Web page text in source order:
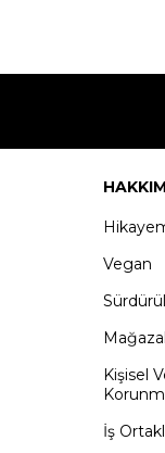
Vegan
Kişisel
İş